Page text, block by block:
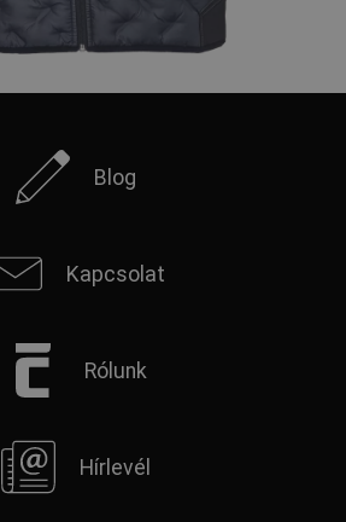
Blog
Kapcsolat
Rólunk
Hírlevél